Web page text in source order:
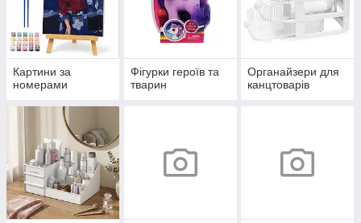
Картини за
номерами
Фігурки героїв та
тварин
Органайзери для
канцтоварів